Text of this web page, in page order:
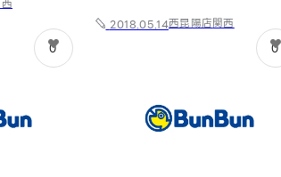
0
2018.05.14西昆陽店関西
0